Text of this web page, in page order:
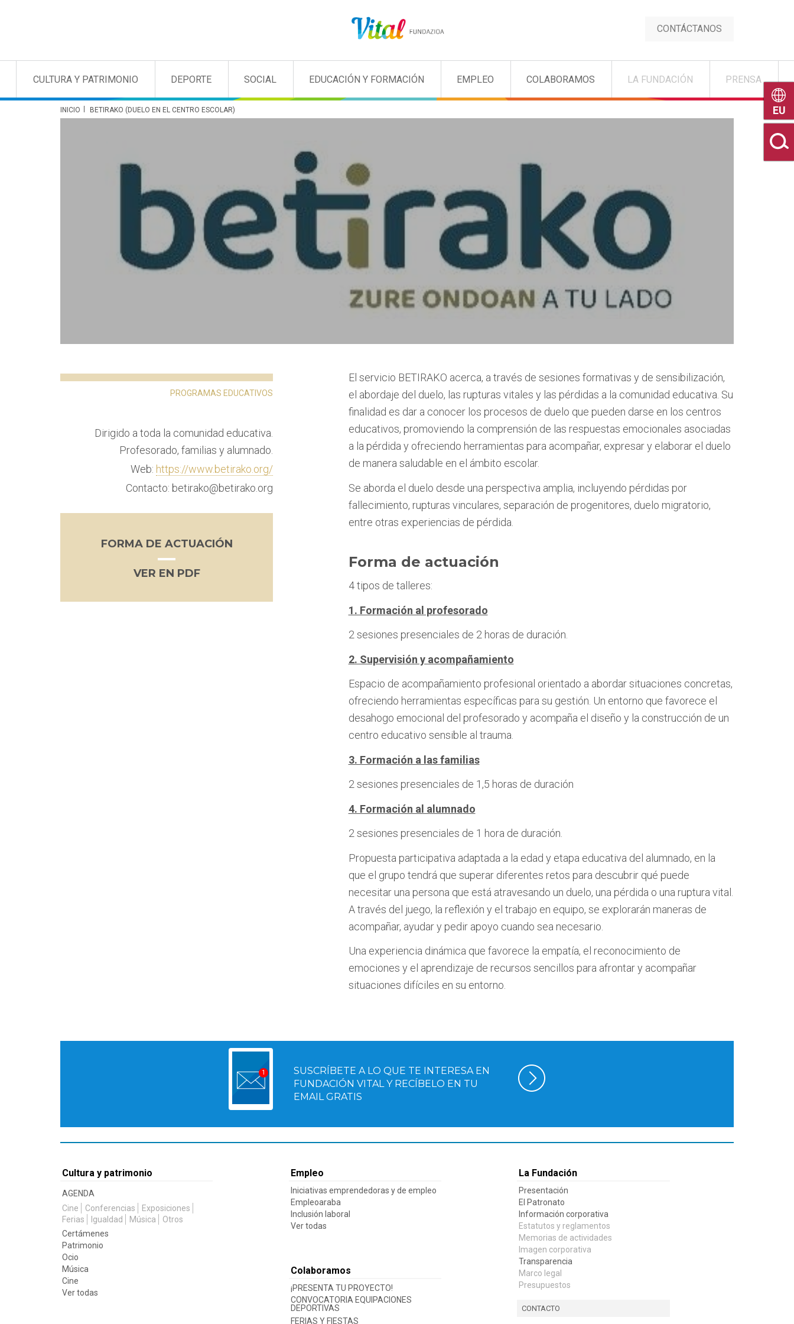
CONTÁCTANOS
CULTURA Y PATRIMONIO DEPORTE SOCIAL EDUCACIÓN Y FORMACIÓN EMPLEO COLABORAMOS LA FUNDACIÓN PRENSA
INICIO BETIRAKO (DUELO EN EL CENTRO ESCOLAR)
PROGRAMAS EDUCATIVOS
Dirigido a toda la comunidad educativa.
Profesorado, familias y alumnado.
Web: https://www.betirako.org/
Contacto: betirako@betirako.org
FORMA DE ACTUACIÓN
VER EN PDF
El servicio BETIRAKO acerca, a través de sesiones formativas y de sensibilización,
el abordaje del duelo, las rupturas vitales y las pérdidas a la comunidad educativa. Su
finalidad es dar a conocer los procesos de duelo que pueden darse en los centros
educativos, promoviendo la comprensión de las respuestas emocionales asociadas
a la pérdida y ofreciendo herramientas para acompañar, expresar y elaborar el duelo
de manera saludable en el ámbito escolar.
Se aborda el duelo desde una perspectiva amplia, incluyendo pérdidas por
fallecimiento, rupturas vinculares, separación de progenitores, duelo migratorio,
entre otras experiencias de pérdida.
Forma de actuación
4 tipos de talleres:
1. Formación al profesorado
2 sesiones presenciales de 2 horas de duración.
2. Supervisión y acompañamiento
Espacio de acompañamiento profesional orientado a abordar situaciones concretas,
ofreciendo herramientas específicas para su gestión. Un entorno que favorece el
desahogo emocional del profesorado y acompaña el diseño y la construcción de un
centro educativo sensible al trauma.
3. Formación a las familias
2 sesiones presenciales de 1,5 horas de duración
4. Formación al alumnado
2 sesiones presenciales de 1 hora de duración.
Propuesta participativa adaptada a la edad y etapa educativa del alumnado, en la
que el grupo tendrá que superar diferentes retos para descubrir qué puede
necesitar una persona que está atravesando un duelo, una pérdida o una ruptura vital.
A través del juego, la reflexión y el trabajo en equipo, se explorarán maneras de
acompañar, ayudar y pedir apoyo cuando sea necesario.
Una experiencia dinámica que favorece la empatía, el reconocimiento de
emociones y el aprendizaje de recursos sencillos para afrontar y acompañar
situaciones difíciles en su entorno.
SUSCRÍBETE A LO QUE TE INTERESA EN
FUNDACIÓN VITAL Y RECÍBELO EN TU
EMAIL GRATIS
Cultura y patrimonio
AGENDA
Cine
Conferencias
Exposiciones
Ferias
Igualdad Música
Otros
Certámenes
Patrimonio
Ocio
Música
Cine
Ver todas
Empleo
Iniciativas emprendedoras y de empleo
Empleoaraba
Inclusión laboral
Ver todas
Colaboramos
¡PRESENTA TU PROYECTO!
CONVOCATORIA EQUIPACIONES
DEPORTIVAS
FERIAS Y FIESTAS
La Fundación
Presentación
El Patronato
Información corporativa
Estatutos y reglamentos
Memorias de actividades
Imagen corporativa
Transparencia
Marco legal
Presupuestos
CONTACTO